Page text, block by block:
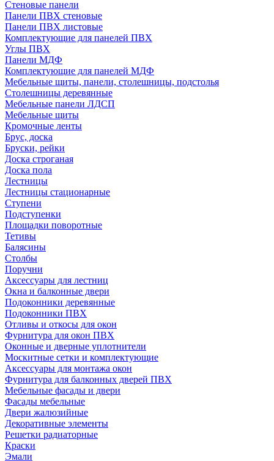
Стеновые панели
Панели ПВХ стеновые
Панели ПВХ листовые
Комплектующие для панелей ПВХ
Углы ПВХ
Панели МДФ
Комплектующие для панелей МДФ
Мебельные щиты, панели, столешницы, подстолья
Столешницы деревянные
Мебельные панели ЛДСП
Мебельные щиты
Кромочные ленты
Брус, доска
Бруски, рейки
Доска строганая
Доска пола
Лестницы
Лестницы стационарные
Ступени
Подступенки
Площадки поворотные
Тетивы
Балясины
Столбы
Поручни
Аксессуары для лестниц
Окна и балконные двери
Подоконники деревянные
Подоконники ПВХ
Отливы и откосы для окон
Фурнитура для окон ПВХ
Оконные и дверные уплотнители
Москитные сетки и комплектующие
Аксессуары для монтажа окон
Фурнитура для балконных дверей ПВХ
Мебельные фасады и двери
Фасады мебельные
Двери жалюзийные
Декоративные элементы
Решетки радиаторные
Краски
Эмали